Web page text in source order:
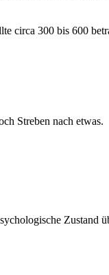
circa 300 bis 600
Streben nach etwas.
Zustand